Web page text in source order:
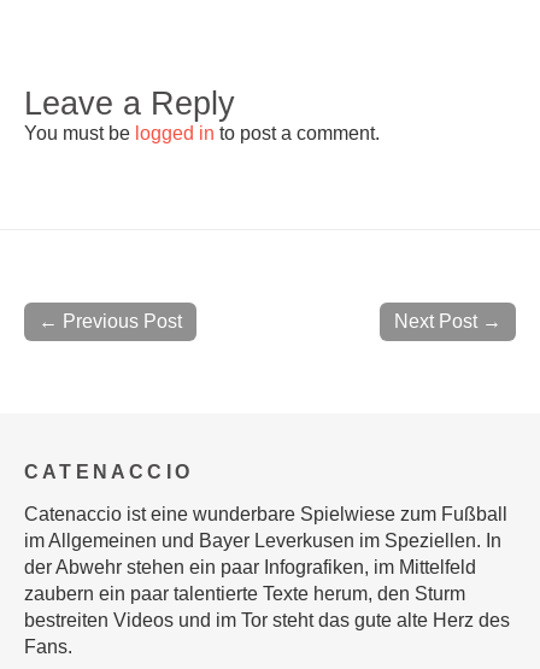
Leave a Reply
You must be logged in to post a comment.
Next Post →
← Previous Post
CATENACCIO
Catenaccio ist eine wunderbare Spielwiese zum Fußball
im Allgemeinen und Bayer Leverkusen im Speziellen. In
der Abwehr stehen ein paar Infografiken, im Mittelfeld
zaubern ein paar talentierte Texte herum, den Sturm
bestreiten Videos und im Tor steht das gute alte Herz des
Fans.